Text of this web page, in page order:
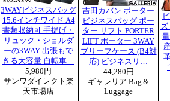
3WAYビジネスバッグ
15.6インチワイド A4
書類収納可 手提げ・
リュック・ショルダ
ーの3WAY 出張もで
きる大容量 自転車…
5,980円
サンワダイレクト楽
天市場店
吉田カバン ポーター
ビジネスバッグ ポー
ター リフト PORTER
LIFT ポーター 3WAY
ブリーフケース (B4対
応) ビジネスリ…
44,280円
ギャレリア Bag＆
Luggage
ズ